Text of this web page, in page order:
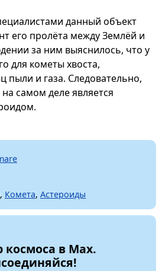
данный объект
его пролёта между Землёй и
за ним выяснилось, что у
для кометы хвоста,
пыли и газа. Следовательно,
самом деле является
, Комета, Астероиды
в Max.